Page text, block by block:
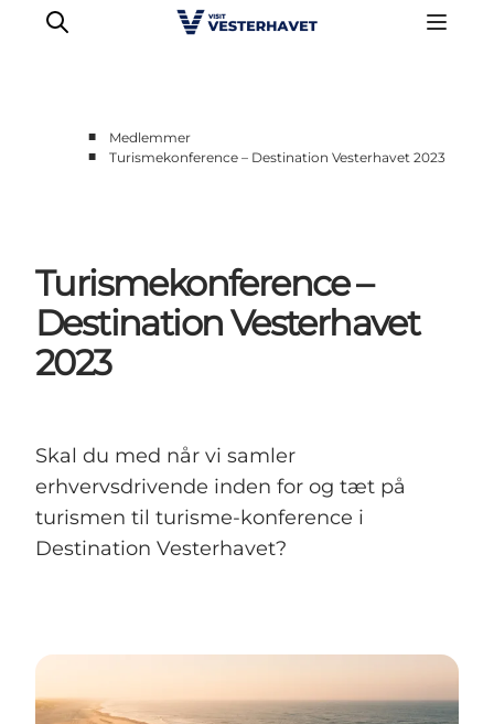
Medlemskab
Nyheder
Om os
■
Medlemmer
■
Turismekonference – Destination Vesterhavet 2023
Turismekonference –
Destination Vesterhavet
2023
Skal du med når vi samler
erhvervsdrivende inden for og tæt på
turismen til turisme-konference i
Destination Vesterhavet?